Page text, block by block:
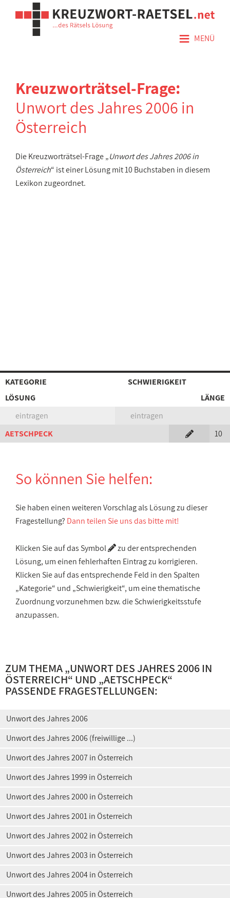
≡ MENÜ
Kreuzworträtsel-Frage:
Unwort des Jahres 2006 in
Österreich
Die Kreuzworträtsel-Frage „Unwort des Jahres 2006 in
Österreich“ ist einer Lösung mit 10 Buchstaben in diesem
Lexikon zugeordnet.
KATEGORIE
SCHWIERIGKEIT
LÖSUNG
LÄNGE
eintragen
eintragen
AETSCHPECK
10
So können Sie helfen:
Sie haben einen weiteren Vorschlag als Lösung zu dieser
Fragestellung? Dann teilen Sie uns das bitte mit!
Klicken Sie auf das Symbol
zu der entsprechenden
Lösung, um einen fehlerhaften Eintrag zu korrigieren.
Klicken Sie auf das entsprechende Feld in den Spalten
„Kategorie“ und „Schwierigkeit“, um eine thematische
Zuordnung vorzunehmen bzw. die Schwierigkeitsstufe
anzupassen.
ZUM THEMA „UNWORT DES JAHRES 2006 IN
ÖSTERREICH“ UND „AETSCHPECK“
PASSENDE FRAGESTELLUNGEN:
Unwort des Jahres 2006
Unwort des Jahres 2006 (freiwillige ...)
Unwort des Jahres 2007 in Österreich
Unwort des Jahres 1999 in Österreich
Unwort des Jahres 2000 in Österreich
Unwort des Jahres 2001 in Österreich
Unwort des Jahres 2002 in Österreich
Unwort des Jahres 2003 in Österreich
Unwort des Jahres 2004 in Österreich
Unwort des Jahres 2005 in Österreich